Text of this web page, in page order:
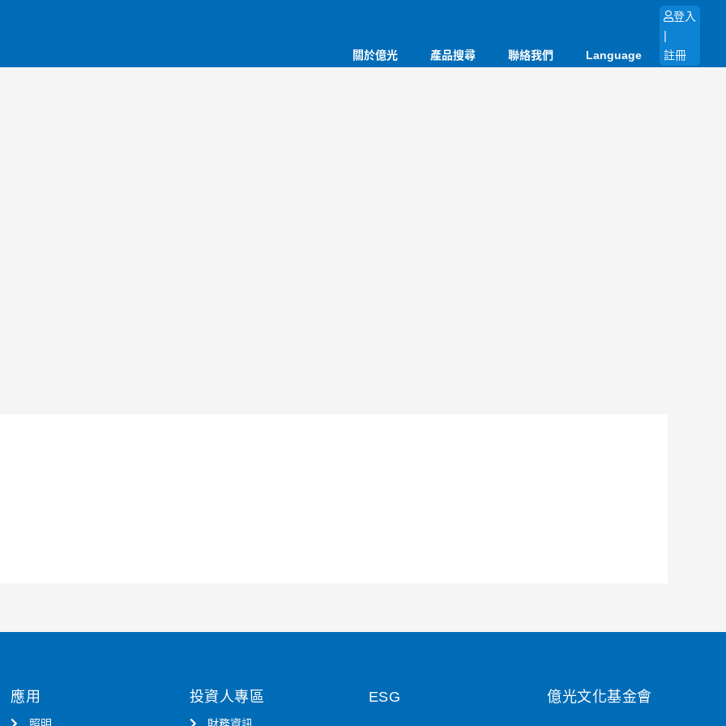
關於億光 產品搜尋 聯絡我們 Language
登入
|
註冊
應用 投資人專區 ESG 億光文化基金會